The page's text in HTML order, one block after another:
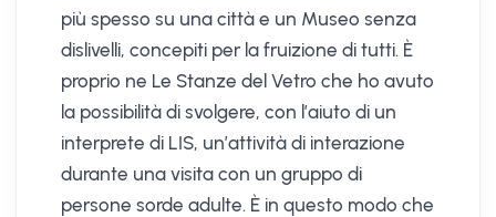
più spesso su una città e un Museo senza
dislivelli, concepiti per la fruizione di tutti. È
proprio ne Le Stanze del Vetro che ho avuto
la possibilità di svolgere, con l’aiuto di un
interprete di LIS, un’attività di interazione
durante una visita con un gruppo di
persone sorde adulte. È in questo modo che